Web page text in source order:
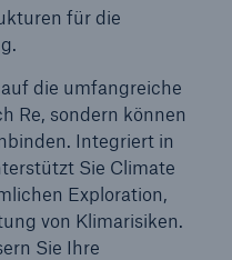
für die
die umfangreiche
Re, sondern können
Integriert in
Sie Climate
Exploration,
von Klimarisiken.
Sie Ihre